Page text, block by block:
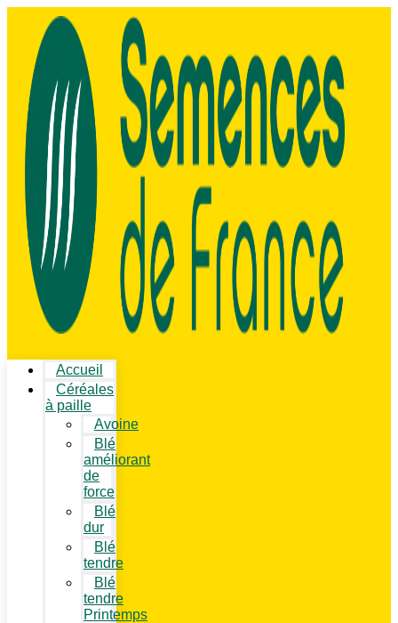
Accueil
Céréales
à paille
Avoine
Blé
améliorant
de
force
Blé
dur
Blé
tendre
Blé
tendre
Printemps